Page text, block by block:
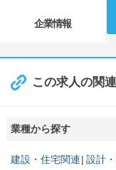
企業情報
この求人の関
業種から探す
建設・住宅関連 設計